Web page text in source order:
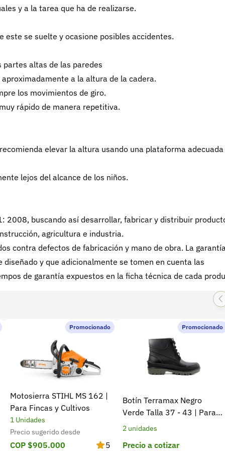
y a la tarea que ha de realizarse.
este se suelte y ocasione posibles accidentes.
altas de las paredes
a la altura de la cadera.
los movimientos de giro.
rápido de manera repetitiva.
elevar la altura usando una plataforma adecuada
lejos del alcance de los niños.
2008, buscando así desarrollar, fabricar y distribuir
agricultura e industria.
contra defectos de fabricación y mano de obra. La
y que adicionalmente se tomen en cuenta las
de garantía expuestos en la ficha técnica de cada
Promocionado
Motosierra STIHL MS 162 |
Para Fincas y Cultivos
1 Unidades
Precio sugerido desde
COP $905.000 5
Promocionado
Botín Terramax Negro
Verde Talla 37 - 43 | Para
trabajo diario y campo
2 unidades
Precio a cotizar